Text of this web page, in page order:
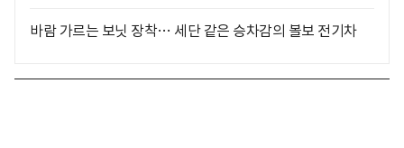
바람 가르는 보닛 장착… 세단 같은 승차감의 볼보 전기차